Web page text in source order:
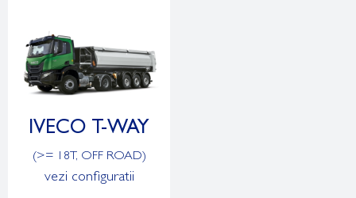
IVECO T-WAY
(>= 18T, OFF ROAD)
vezi configuratii